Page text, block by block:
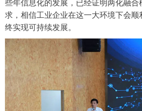
些年信息化的发展，已经证明两化融
求，相信工业企业在这一大环境下会
终实现可持续发展。